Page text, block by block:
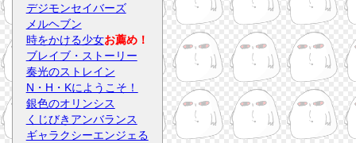
デジモンセイバーズ
メルヘブン
時をかける少女お薦め！
ブレイブ・ストーリー
奏光のストレイン
N・H・Kにようこそ！
銀色のオリンシス
くじびきアンバランス
ギャラクシーエンジェる